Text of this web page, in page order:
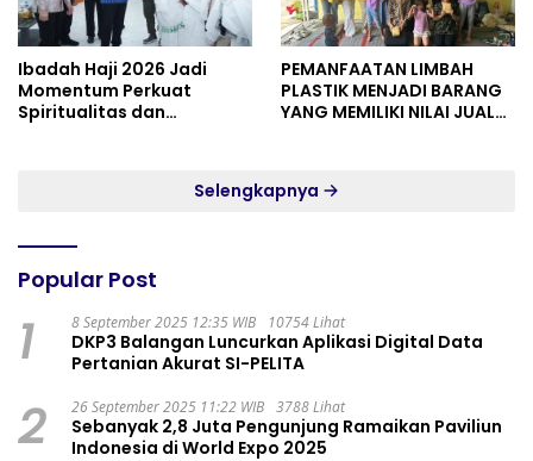
Ibadah Haji 2026 Jadi
Momentum Perkuat
Spiritualitas dan
PEMANFAATAN LIMBAH
PLASTIK MENJADI BARANG
YANG MEMILIKI NILAI JUAL
Selengkapnya
Popular Post
1 8 September 2025 12:35 WIB 10754 Lihat
DKP3 Balangan Luncurkan Aplikasi Digital Data
Pertanian Akurat SI-PELITA
2 26 September 2025 11:22 WIB 3788 Lihat
Sebanyak 2,8 Juta Pengunjung Ramaikan Paviliun
Indonesia di World Expo 2025